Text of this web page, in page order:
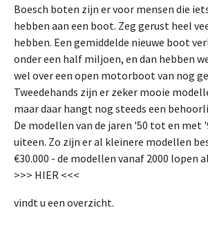
Boesch boten zijn er voor mensen die
hebben aan een boot. Zeg gerust heel
hebben. Een gemiddelde nieuwe boot
onder een half miljoen, en dan hebben
wel over een open motorboot van nog
Tweedehands zijn er zeker mooie
maar daar hangt nog steeds een
De modellen van de jaren '50 tot en met
uiteen. Zo zijn er al kleinere modellen
€30.000 - de modellen vanaf 2000 lopen
>>> HIER <<<
vindt u een overzicht.